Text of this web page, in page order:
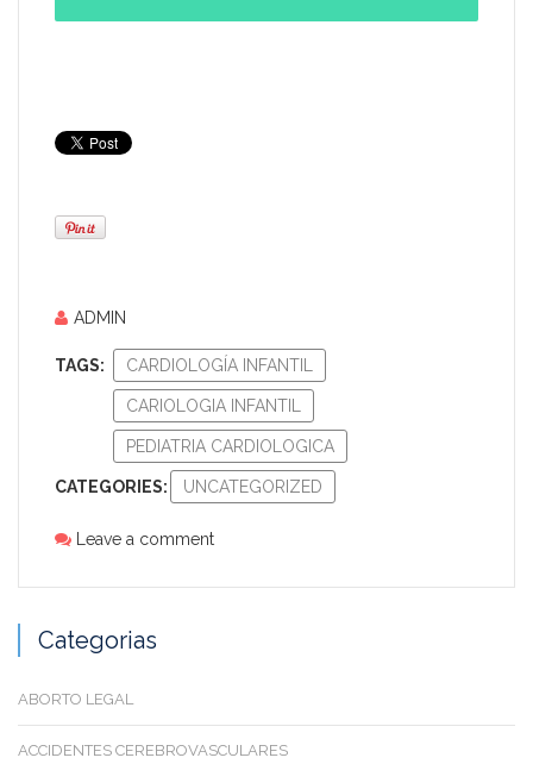
ADMIN
TAGS: CARDIOLOGÍA INFANTIL
CARIOLOGIA INFANTIL
PEDIATRIA CARDIOLOGICA
CATEGORIES: UNCATEGORIZED
Leave a comment
Categorias
ABORTO LEGAL
ACCIDENTES CEREBROVASCULARES